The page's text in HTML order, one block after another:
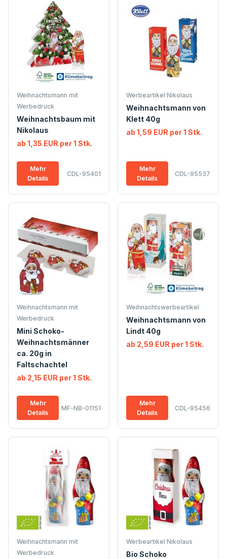
Weihnachtsmann mit
Werbedruck
Weihnachtsbaum mit
Nikolaus
ab 1,35 EUR per 1 Stk.
Mehr
Details
CDL-95401
Werbeartikel Nikolaus
Weihnachtsmann von
Klett 40g
ab 1,59 EUR per 1 Stk.
Mehr
Details
CDL-95537
Weihnachtsmann mit
Werbedruck
Mini Schoko-
Weihnachtsmänner
ca. 20g in
Faltschachtel
ab 2,15 EUR per 1 Stk.
Mehr
Details
MF-NB-01151
Weihnachtswerbeartikel
Weihnachtsmann von
Lindt 40g
ab 2,59 EUR per 1 Stk.
Mehr
Details
CDL-95456
Weihnachtsmann mit
Werbedruck
Werbeartikel Nikolaus
Bio Schoko